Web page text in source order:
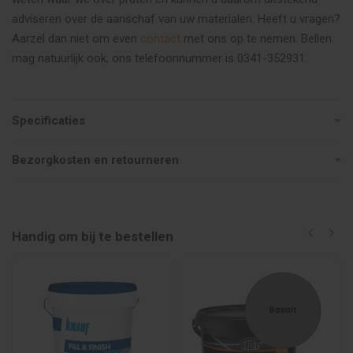
adviseren over de aanschaf van uw materialen. Heeft u vragen?
Aarzel dan niet om even contact met ons op te nemen. Bellen
mag natuurlijk ook, ons telefoonnummer is 0341-352931.
Specificaties
Bezorgkosten en retourneren
Handig om bij te bestellen